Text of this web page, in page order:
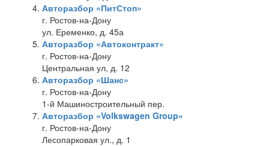
Авторазбор «ПитСтоп»
г. Ростов-на-Дону
ул. Еременко, д. 45а
Авторазбор «Автоконтракт»
г. Ростов-на-Дону
Центральная ул, д. 12
Авторазбор «Шанс»
г. Ростов-на-Дону
1-й Машиностроительный пер.
Авторазбор «Volkswagen Group»
г. Ростов-на-Дону
Лесопарковая ул., д. 1